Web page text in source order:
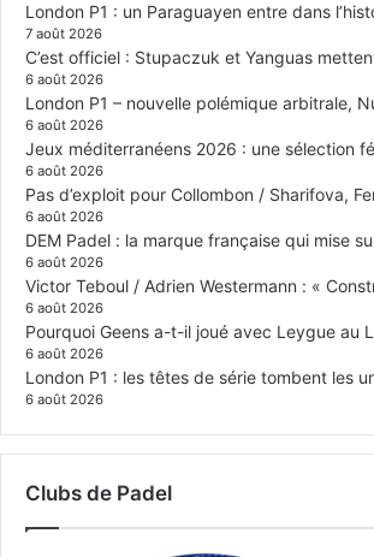
London P1 : un Paraguayen entre dans
7 août 2026
C’est officiel : Stupaczuk et Yanguas
6 août 2026
London P1 – nouvelle polémique arbitrale,
6 août 2026
Jeux méditerranéens 2026 : une sélection
6 août 2026
Pas d’exploit pour Collombon / Sharifova,
6 août 2026
DEM Padel : la marque française qui mise
6 août 2026
Victor Teboul / Adrien Westermann : «
6 août 2026
Pourquoi Geens a-t-il joué avec Leygue au
6 août 2026
London P1 : les têtes de série tombent les
6 août 2026
Clubs de Padel